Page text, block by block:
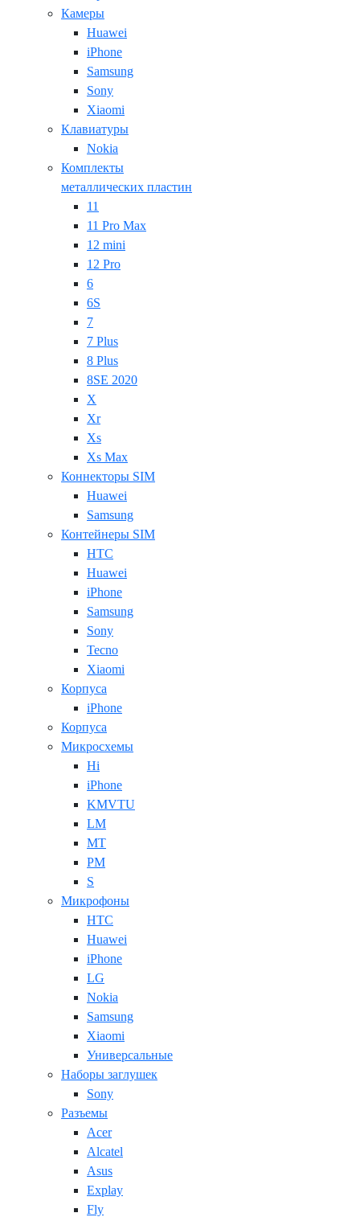
Камеры
Huawei
iPhone
Samsung
Sony
Xiaomi
Клавиатуры
Nokia
Комплекты
металлических пластин
11
11 Pro Max
12 mini
12 Pro
6
6S
7
7 Plus
8 Plus
8SE 2020
X
Xr
Xs
Xs Max
Коннекторы SIM
Huawei
Samsung
Контейнеры SIM
HTC
Huawei
iPhone
Samsung
Sony
Tecno
Xiaomi
Корпуса
iPhone
Корпуса
Микросхемы
Hi
iPhone
KMVTU
LM
MT
PM
S
Микрофоны
HTC
Huawei
iPhone
LG
Nokia
Samsung
Xiaomi
Универсальные
Наборы заглушек
Sony
Разъемы
Acer
Alcatel
Asus
Explay
Fly